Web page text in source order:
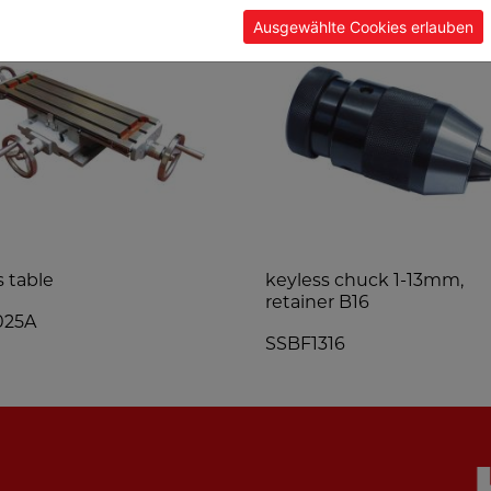
table
keyless chuck 1-13mm,
retainer B16
SSBF1316
Ausgewählte Cookies erlauben